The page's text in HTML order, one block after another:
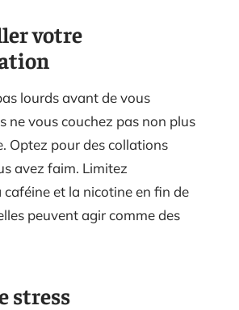
votre
lourds avant de vous
ne vous couchez pas non plus
Optez pour des collations
avez faim. Limitez
et la nicotine en fin de
peuvent agir comme des
stress